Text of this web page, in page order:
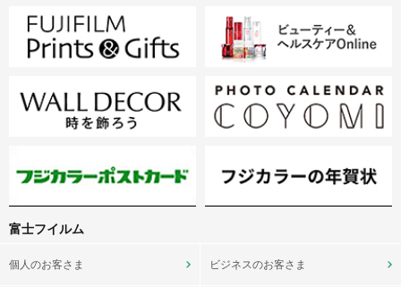
富士フイルム
個人のお客さま ビジネスのお客さま